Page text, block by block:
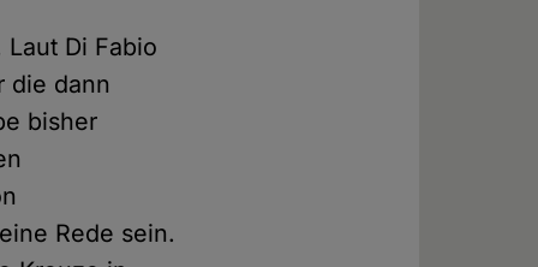
Di Fabio
die dann
bisher
Rede sein.